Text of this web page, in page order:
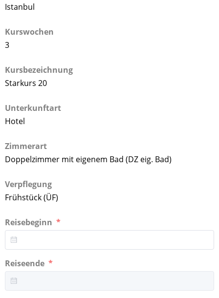
Istanbul
Kurswochen
3
Kursbezeichnung
Starkurs 20
Unterkunftart
Hotel
Zimmerart
Doppelzimmer mit eigenem Bad (DZ eig. Bad)
Verpflegung
Frühstück (ÜF)
Reisebeginn
Reiseende